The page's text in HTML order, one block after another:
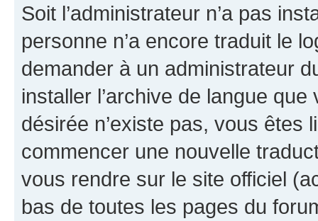
Soit l’administrateur n’a pas
personne n’a encore traduit le
demander à un administrateur
installer l’archive de langue
désirée n’existe pas, vous êtes
commencer une nouvelle
vous rendre sur le site officiel
bas de toutes les pages du